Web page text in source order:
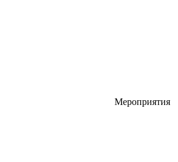
Мероприятия